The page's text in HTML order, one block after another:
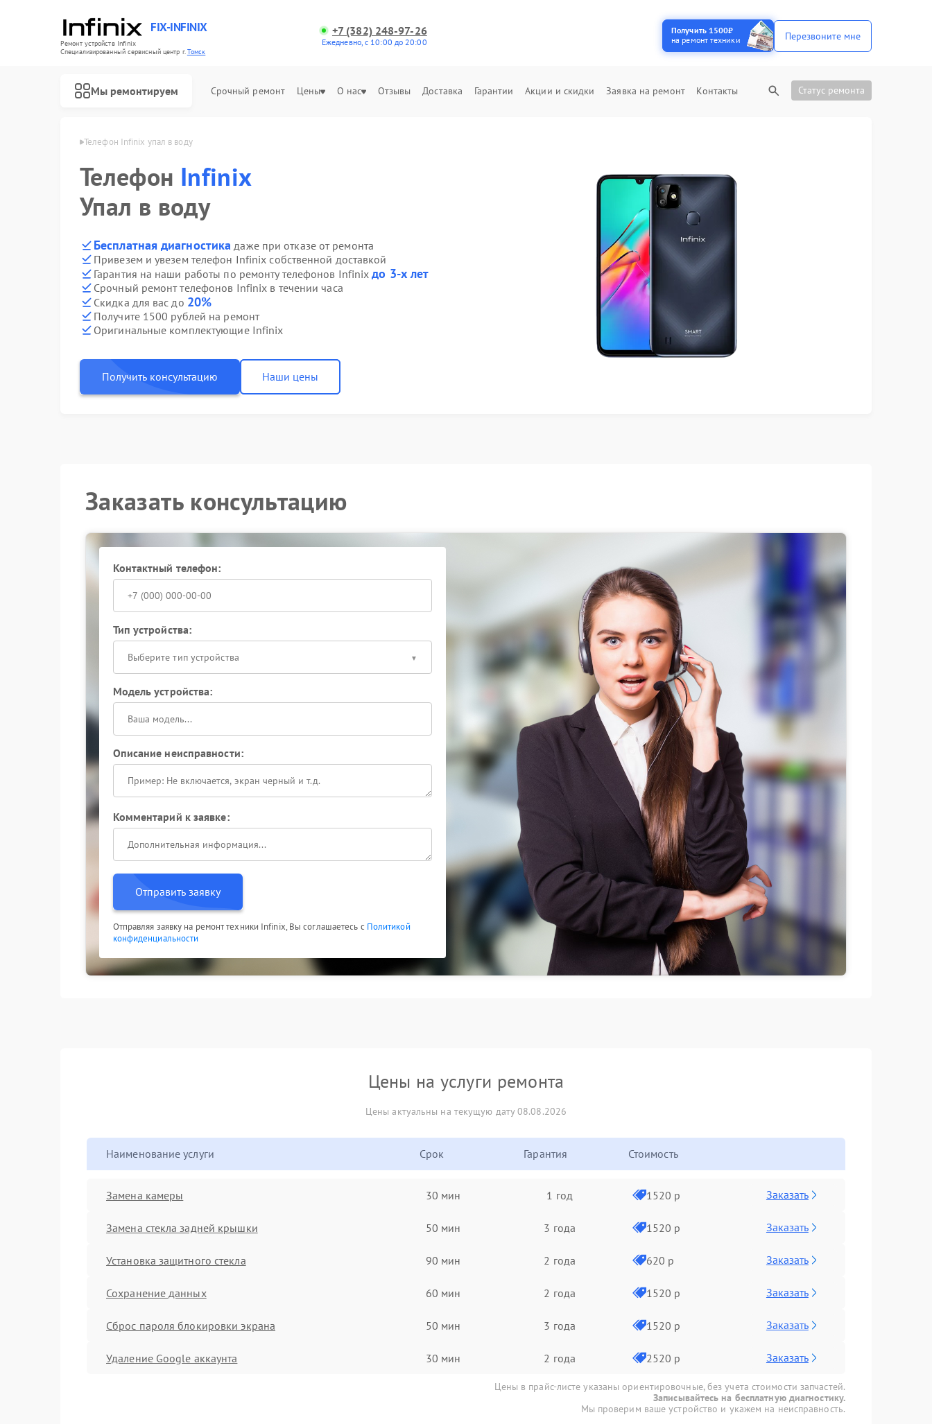
FIX-INFINIX
Ремонт устройств Infinix
Специализированный cервисный центр г.Томск
+7 (382) 248-97-26
Ежедневно, с 10:00 до 20:00
Получить 1500₽
на ремонт техники
Перезвоните мне
Мы ремонтируем Срочный ремонт Цены О нас Отзывы Доставка Гарантии Акции и скидки Заявка на ремонт Контакты Статус ремонта
Infinix в Томске Телефон Infinix упал в воду
Телефон Infinix
Упал в воду
Бесплатная диагностика даже при отказе от ремонта
Привезем и увезем телефон Infinix собственной доставкой
Гарантия на наши работы по ремонту телефонов Infinixдо 3-х лет
Срочный ремонт телефонов Infinix в течении часа
Скидка для вас до 20%
Получите 1500 рублей на ремонт
Оригинальные комплектующие Infinix
Получить консультацию Наши цены
Заказать консультацию
Контактный телефон:
Тип устройства:
Выберите тип устройства
Модель устройства:
Описание неисправности:
Комментарий к заявке:
Отправить заявку
Отправляя заявку на ремонт техники Infinix, Вы соглашаетесь с Политикой
конфиденциальности
Цены на услуги ремонта
Цены актуальны на текущую дату 08.08.2026
Наименование услуги Срок Гарантия Стоимость
Замена камеры 30 мин 1 год 1520 р Заказать
Замена стекла задней крышки 50 мин 3 года 1520 р Заказать
Установка защитного стекла 90 мин 2 года 620 р Заказать
Сохранение данных 60 мин 2 года 1520 р Заказать
Сброс пароля блокировки экрана 50 мин 3 года 1520 р Заказать
Удаление Google аккаунта 30 мин 2 года 2520 р Заказать
Цены в прайс-листе указаны ориентировочные, без учета стоимости запчастей.
Записывайтесь на бесплатную диагностику.
Мы проверим ваше устройство и укажем на неисправность.